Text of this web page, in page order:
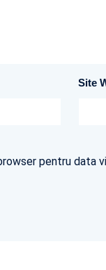
Site
pentru data